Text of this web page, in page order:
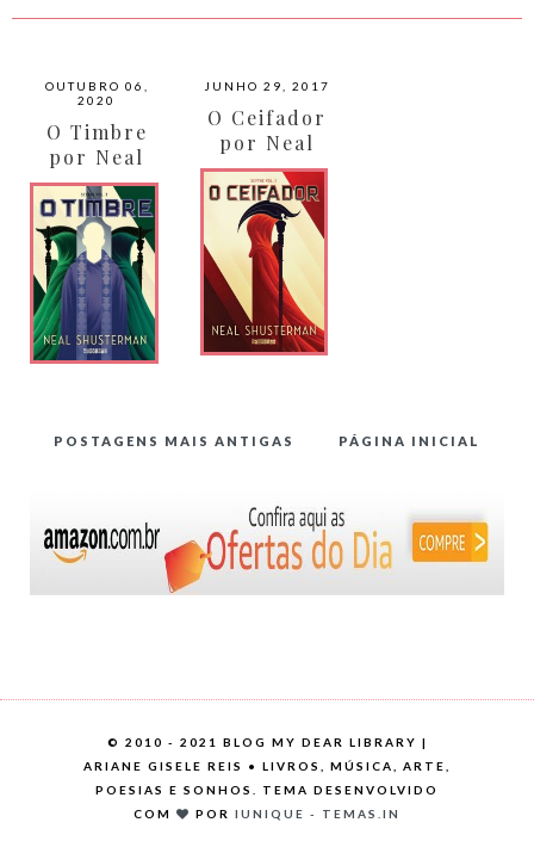
OUTUBRO 06,
2020
O Timbre
por Neal
Shusterman
JUNHO 29, 2017
O Ceifador
por Neal
Shusterman
POSTAGENS MAIS ANTIGAS PÁGINA INICIAL
© 2010 - 2021 BLOG MY DEAR LIBRARY |
ARIANE GISELE REIS • LIVROS, MÚSICA, ARTE,
POESIAS E SONHOS. TEMA DESENVOLVIDO
COM
POR IUNIQUE - TEMAS.IN